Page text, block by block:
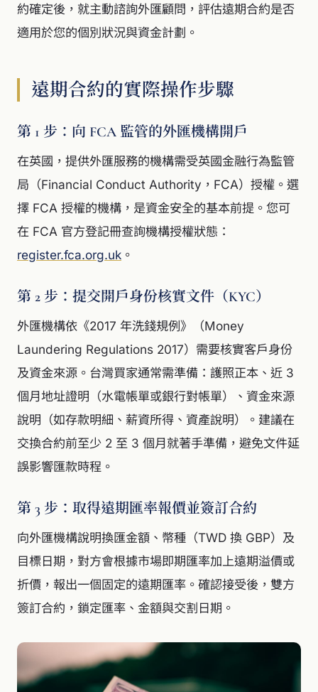
約確定後，就主動諮詢外匯顧問，評估遠期合約是否
適用於您的個別狀況與資金計劃。
遠期合約的實際操作步驟
第 1 步：向 FCA 監管的外匯機構開戶
在英國，提供外匯服務的機構需受英國金融行為監管
局（Financial Conduct Authority，FCA）授權。選
擇 FCA 授權的機構，是資金安全的基本前提。您可
在 FCA 官方登記冊查詢機構授權狀態：
register.fca.org.uk 。
第 2 步：提交開戶身份核實文件（KYC）
外匯機構依《2017 年洗錢規例》（Money
Laundering Regulations 2017）需要核實客戶身份
及資金來源。台灣買家通常需準備：護照正本、近 3
個月地址證明（水電帳單或銀行對帳單）、資金來源
說明（如存款明細、薪資所得、資產說明）。建議在
交換合約前至少 2 至 3 個月就著手準備，避免文件延
誤影響匯款時程。
第 3 步：取得遠期匯率報價並簽訂合約
向外匯機構說明換匯金額、幣種（TWD 換 GBP）及
目標日期，對方會根據市場即期匯率加上遠期溢價或
折價，報出一個固定的遠期匯率。確認接受後，雙方
簽訂合約，鎖定匯率、金額與交割日期。